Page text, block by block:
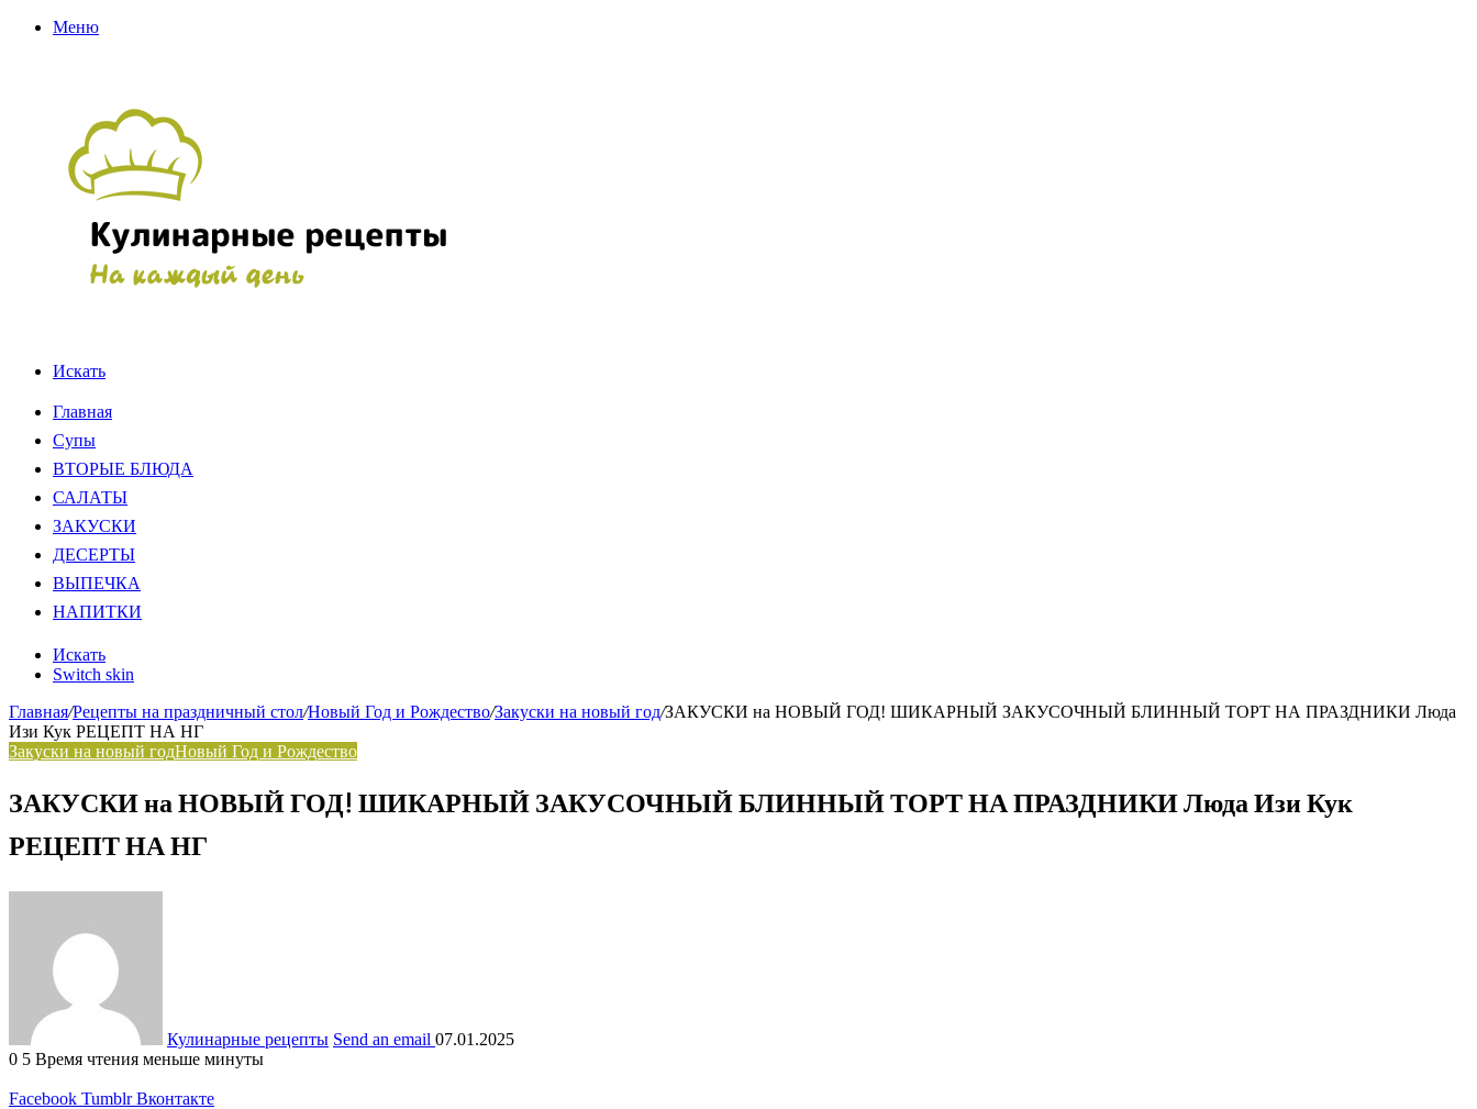
Меню
Искать
Главная
Супы
ВТОРЫЕ БЛЮДА
САЛАТЫ
ЗАКУСКИ
ДЕСЕРТЫ
ВЫПЕЧКА
НАПИТКИ
Искать
Switch skin
Главная/Рецепты на праздничный стол/Новый Год и Рождество/Закуски на новый год/ЗАКУСКИ на НОВЫЙ ГОД! ШИКАРНЫЙ ЗАКУСОЧНЫЙ БЛИННЫЙ ТОРТ НА ПРАЗДНИКИ Люда
Изи Кук РЕЦЕПТ НА НГ
Закуски на новый годНовый Год и Рождество
ЗАКУСКИ на НОВЫЙ ГОД! ШИКАРНЫЙ ЗАКУСОЧНЫЙ БЛИННЫЙ ТОРТ НА ПРАЗДНИКИ Люда Изи Кук
РЕЦЕПТ НА НГ
Кулинарные рецепты Send an email 07.01.2025
0 5 Время чтения меньше минуты
Facebook Tumblr Вконтакте